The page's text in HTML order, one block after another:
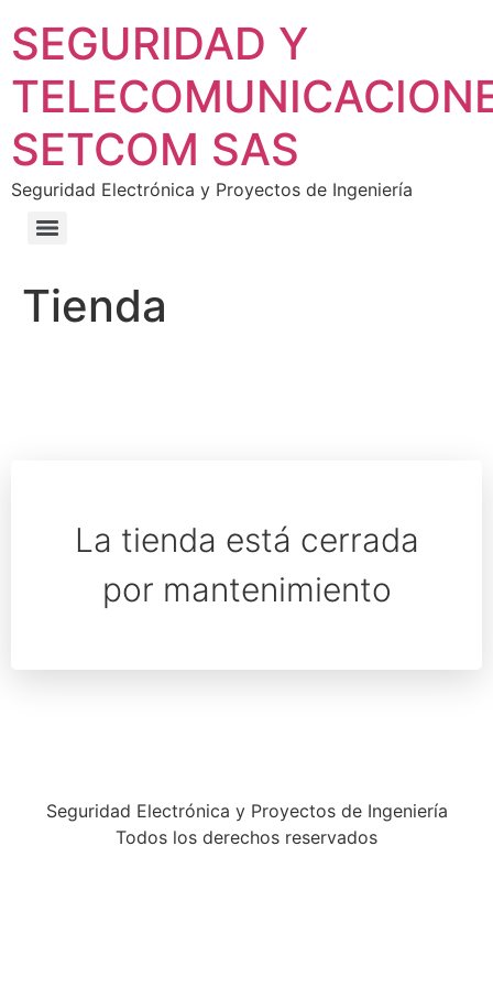
SEGURIDAD Y
SETCOM SAS
Seguridad Electrónica y Proyectos de Ingeniería
Tienda
La tienda está cerrada
por mantenimiento
Seguridad Electrónica y Proyectos de Ingeniería
Todos los derechos reservados